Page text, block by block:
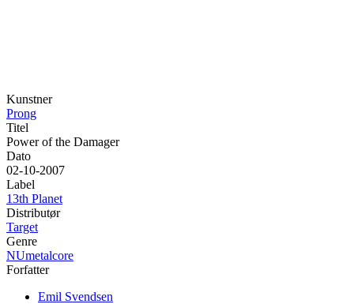
Kunstner
Prong
Titel
Power of the Damager
Dato
02-10-2007
Label
13th Planet
Distributør
Target
Genre
NUmetalcore
Forfatter
Emil Svendsen